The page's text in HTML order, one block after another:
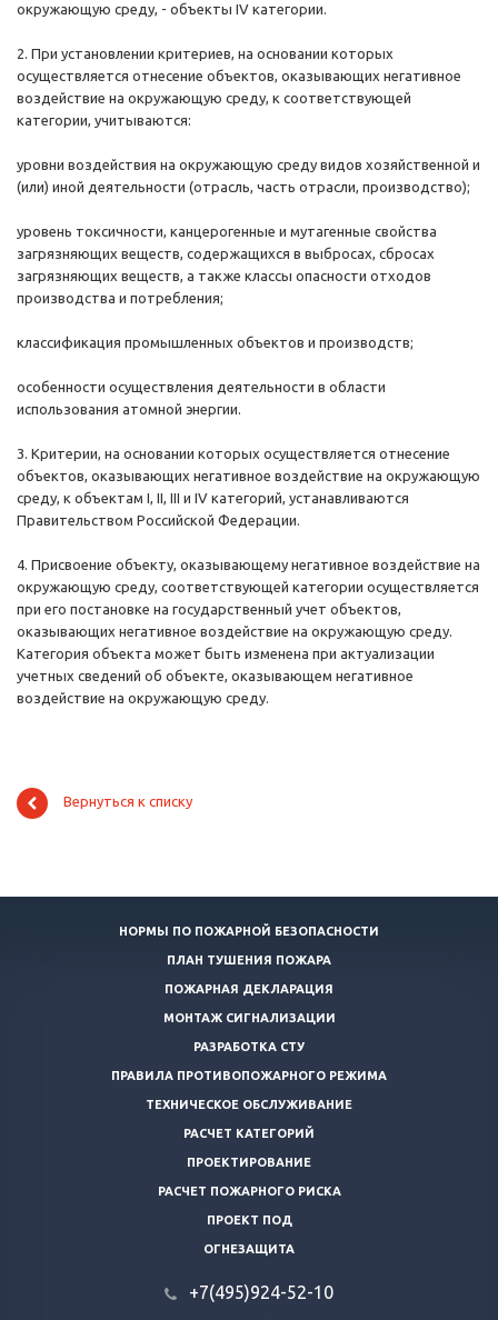
окружающую среду, - объекты IV категории.
2. При установлении критериев, на основании которых
осуществляется отнесение объектов, оказывающих негативное
воздействие на окружающую среду, к соответствующей
категории, учитываются:
уровни воздействия на окружающую среду видов хозяйственной и
(или) иной деятельности (отрасль, часть отрасли, производство);
уровень токсичности, канцерогенные и мутагенные свойства
загрязняющих веществ, содержащихся в выбросах, сбросах
загрязняющих веществ, а также классы опасности отходов
производства и потребления;
классификация промышленных объектов и производств;
особенности осуществления деятельности в области
использования атомной энергии.
3. Критерии, на основании которых осуществляется отнесение
объектов, оказывающих негативное воздействие на окружающую
среду, к объектам I, II, III и IV категорий, устанавливаются
Правительством Российской Федерации.
4. Присвоение объекту, оказывающему негативное воздействие на
окружающую среду, соответствующей категории осуществляется
при его постановке на государственный учет объектов,
оказывающих негативное воздействие на окружающую среду.
Категория объекта может быть изменена при актуализации
учетных сведений об объекте, оказывающем негативное
воздействие на окружающую среду.
Вернуться к списку
НОРМЫ ПО ПОЖАРНОЙ БЕЗОПАСНОСТИ
ПЛАН ТУШЕНИЯ ПОЖАРА
ПОЖАРНАЯ ДЕКЛАРАЦИЯ
МОНТАЖ СИГНАЛИЗАЦИИ
РАЗРАБОТКА СТУ
ПРАВИЛА ПРОТИВОПОЖАРНОГО РЕЖИМА
ТЕХНИЧЕСКОЕ ОБСЛУЖИВАНИЕ
РАСЧЕТ КАТЕГОРИЙ
ПРОЕКТИРОВАНИЕ
РАСЧЕТ ПОЖАРНОГО РИСКА
ПРОЕКТ ПОД
ОГНЕЗАЩИТА
+7(495)924-52-10